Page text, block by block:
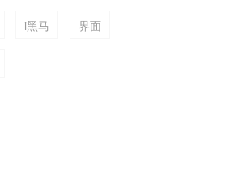
i黑马 界面